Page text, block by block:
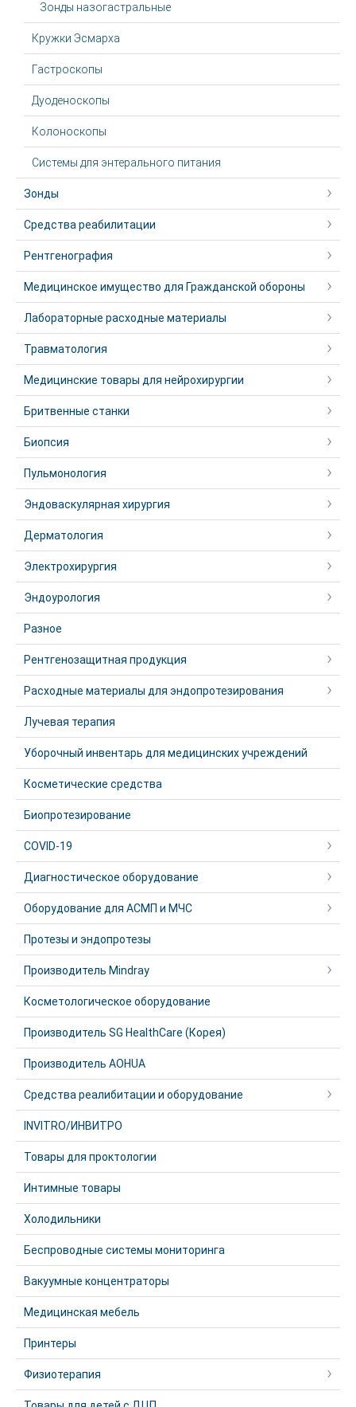
Зонды назогастральные
Кружки Эсмарха
Гастроскопы
Дуоденоскопы
Колоноскопы
Системы для энтерального питания
Зонды
Средства реабилитации
Рентгенография
Медицинское имущество для Гражданской обороны
Лабораторные расходные материалы
Травматология
Медицинские товары для нейрохирургии
Бритвенные станки
Биопсия
Пульмонология
Эндоваскулярная хирургия
Дерматология
Электрохирургия
Эндоурология
Разное
Рентгенозащитная продукция
Расходные материалы для эндопротезирования
Лучевая терапия
Уборочный инвентарь для медицинских учреждений
Косметические средства
Биопротезирование
COVID-19
Диагностическое оборудование
Оборудование для АСМП и МЧС
Протезы и эндопротезы
Производитель Mindray
Косметологическое оборудование
Производитель SG HealthCare (Корея)
Производитель AOHUA
Средства реалибитации и оборудование
INVITRO/ИНВИТРО
Товары для проктологии
Интимные товары
Холодильники
Беспроводные системы мониторинга
Вакуумные концентраторы
Медицинская мебель
Принтеры
Физиотерапия